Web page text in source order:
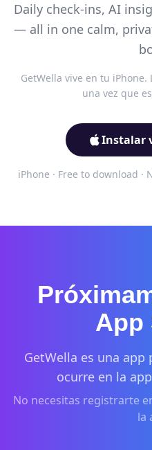
Daily check-ins, AI
— all in one calm,
GetWella vive en tu
una vez que
Instalar
iPhone · Free to download
App
GetWella es una app
ocurre en la
No necesitas registrarte
la